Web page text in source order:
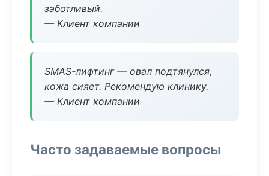
заботливый.
— Клиент компании
SMAS-лифтинг — овал подтянулся,
кожа сияет. Рекомендую клинику.
— Клиент компании
Часто задаваемые вопросы